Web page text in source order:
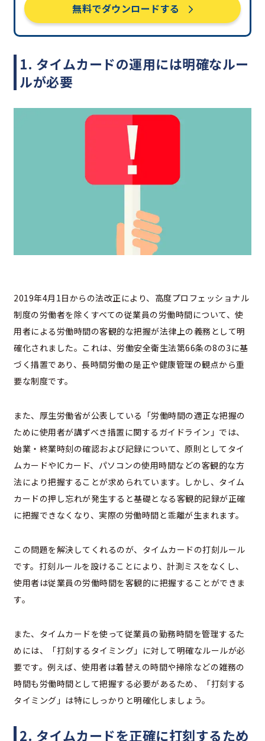
無料でダウンロードする
1. タイムカードの運用には明確なルー
ルが必要
2019年4月1日からの法改正により、高度プロフェッショナル
制度の労働者を除くすべての従業員の労働時間について、使
用者による労働時間の客観的な把握が法律上の義務として明
確化されました。これは、労働安全衛生法第66条の8の3に基
づく措置であり、長時間労働の是正や健康管理の観点から重
要な制度です。
また、厚生労働省が公表している「労働時間の適正な把握の
ために使用者が講ずべき措置に関するガイドライン」では、
始業・終業時刻の確認および記録について、原則としてタイ
ムカードやICカード、パソコンの使用時間などの客観的な方
法により把握することが求められています。しかし、タイム
カードの押し忘れが発生すると基礎となる客観的記録が正確
に把握できなくなり、実際の労働時間と乖離が生まれます。
この問題を解決してくれるのが、タイムカードの打刻ルール
です。打刻ルールを設けることにより、計測ミスをなくし、
使用者は従業員の労働時間を客観的に把握することができま
す。
また、タイムカードを使って従業員の勤務時間を管理するた
めには、「打刻するタイミング」に対して明確なルールが必
要です。例えば、使用者は着替えの時間や掃除などの雑務の
時間も労働時間として把握する必要があるため、「打刻する
タイミング」は特にしっかりと明確化しましょう。
2. タイムカードを正確に打刻するため